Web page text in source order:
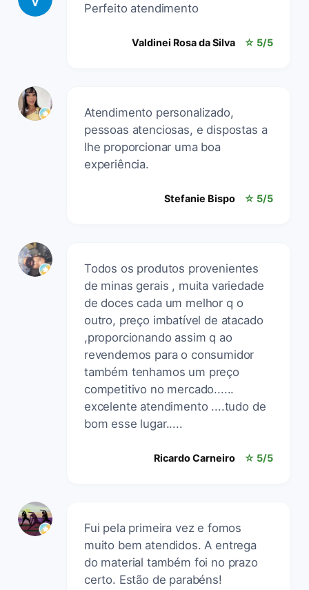
Perfeito atendimento
Valdinei Rosa da Silva ☆ 5/5
Atendimento personalizado,
pessoas atenciosas, e dispostas a
lhe proporcionar uma boa
experiência.
Stefanie Bispo ☆ 5/5
Todos os produtos provenientes
de minas gerais , muita variedade
de doces cada um melhor q o
outro, preço imbatível de atacado
,proporcionando assim q ao
revendemos para o consumidor
também tenhamos um preço
competitivo no mercado......
excelente atendimento ....tudo de
bom esse lugar.....
Ricardo Carneiro ☆ 5/5
Fui pela primeira vez e fomos
muito bem atendidos. A entrega
do material também foi no prazo
certo. Estão de parabéns!